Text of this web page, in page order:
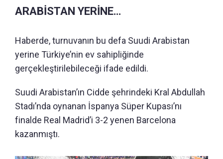
ARABİSTAN YERİNE…
Haberde, turnuvanın bu defa Suudi Arabistan
yerine Türkiye’nin ev sahipliğinde
gerçekleştirilebileceği ifade edildi.
Suudi Arabistan’ın Cidde şehrindeki Kral Abdullah
Stadı’nda oynanan İspanya Süper Kupası’nı
finalde Real Madrid’i 3-2 yenen Barcelona
kazanmıştı.